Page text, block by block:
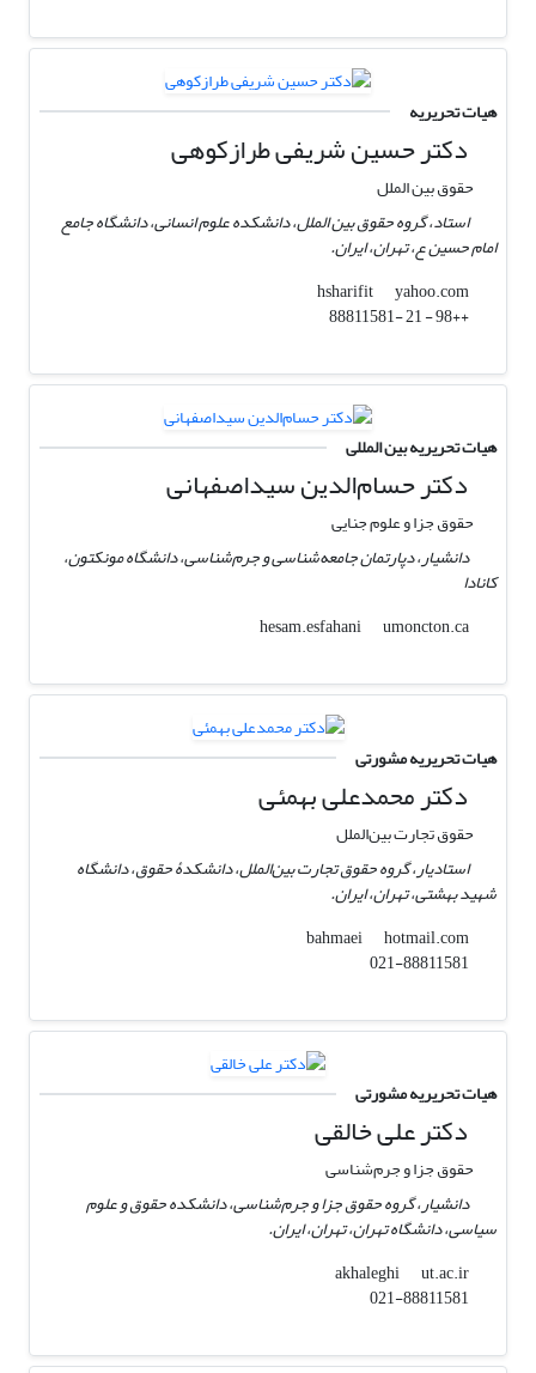
هیات تحریریه
دکتر حسین شریفی طرازکوهی
حقوق بین الملل
استاد، گروه حقوق بین الملل، دانشکده علوم انسانی، دانشگاه جامع
امام حسین ع، تهران، ایران.
hsharifit
yahoo.com
++98 - 21 -88811581
هیات تحریریه بین المللی
دکتر حسام‌الدین سیداصفهانی
حقوق جزا و علوم جنایی
دانشیار، دپارتمان جامعه‌شناسی و جرم‌شناسی، دانشگاه مونکتون،
کانادا
hesam.esfahani
umoncton.ca
هیات تحریریه مشورتی
دکتر محمدعلی بهمئی
حقوق تجارت بین‌الملل
استادیار، گروه حقوق تجارت بین‌الملل، دانشکدۀ حقوق، دانشگاه
شهید بهشتی، تهران، ایران.
bahmaei
hotmail.com
هیات تحریریه مشورتی
دکتر علی خالقی
حقوق جزا و جرم‌شناسی
دانشیار، گروه حقوق جزا و جرم‌شناسی، دانشکده حقوق و علوم
سیاسی، دانشگاه تهران، تهران، ایران.
akhaleghi
ut.ac.ir